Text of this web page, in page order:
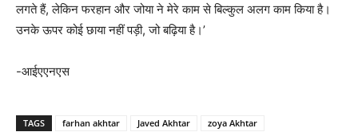
लगते हैं, लेकिन फरहान और जोया ने मेरे काम से बिल्कुल अलग काम किया है।
उनके ऊपर कोई छाया नहीं पड़ी, जो बढ़िया है।’
-आईएएनएस
TAGS farhan akhtar Javed Akhtar zoya Akhtar